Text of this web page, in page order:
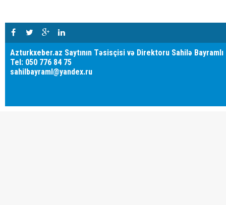
Azturkxeber.az Saytının Təsisçisi və Direktoru Sahilə Bayramlı
Tel: 050 776 84 75
sahilbayraml@yandex.ru